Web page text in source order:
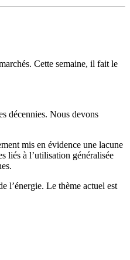
Cette semaine, il fait le
décennies. Nous devons
mis en évidence une lacune
liés à l’utilisation généralisée
l’énergie. Le thème actuel est